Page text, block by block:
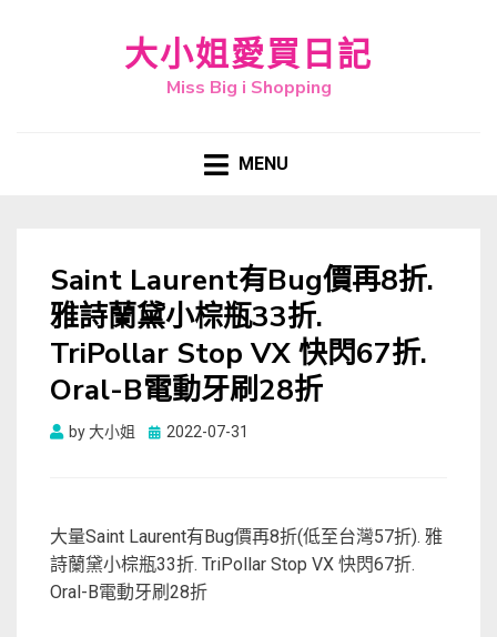
大小姐愛買日記
Miss Big i Shopping
MENU
Saint Laurent有Bug價再8折.
雅詩蘭黛小棕瓶33折.
TriPollar Stop VX 快閃67折.
Oral-B電動牙刷28折
by大小姐
Posted
2022-07-31
大量Saint Laurent有Bug價再8折(低至台灣57折). 雅
詩蘭黛小棕瓶33折. TriPollar Stop VX 快閃67折.
Oral-B電動牙刷28折